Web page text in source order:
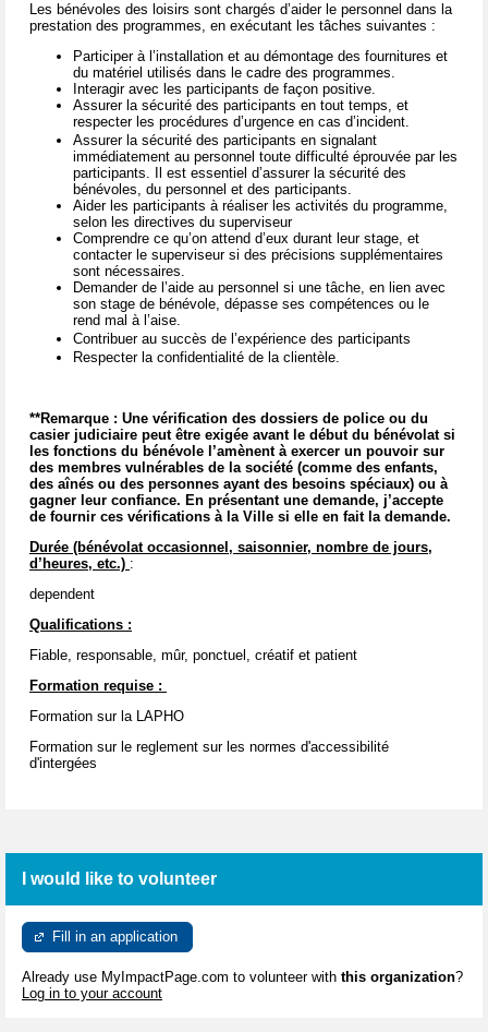
Les bénévoles des loisirs sont chargés d’aider le personnel dans la
prestation des programmes, en exécutant les tâches suivantes :
Participer à l’installation et au démontage des fournitures et
du matériel utilisés dans le cadre des programmes.
Interagir avec les participants de façon positive.
Assurer la sécurité des participants en tout temps, et
respecter les procédures d’urgence en cas d’incident.
Assurer la sécurité des participants en signalant
immédiatement au personnel toute difficulté éprouvée par les
participants. Il est essentiel d’assurer la sécurité des
bénévoles, du personnel et des participants.
Aider les participants à réaliser les activités du programme,
selon les directives du superviseur
Comprendre ce qu’on attend d’eux durant leur stage, et
contacter le superviseur si des précisions supplémentaires
sont nécessaires.
Demander de l’aide au personnel si une tâche, en lien avec
son stage de bénévole, dépasse ses compétences ou le
rend mal à l’aise.
Contribuer au succès de l’expérience des participants
Respecter la confidentialité de la clientèle.
**Remarque : Une vérification des dossiers de police ou du
casier judiciaire peut être exigée avant le début du bénévolat si
les fonctions du bénévole l’amènent à exercer un pouvoir sur
des membres vulnérables de la société (comme des enfants,
des aînés ou des personnes ayant des besoins spéciaux) ou à
gagner leur confiance. En présentant une demande, j’accepte
de fournir ces vérifications à la Ville si elle en fait la demande.
Durée (bénévolat occasionnel, saisonnier, nombre de jours,
d’heures, etc.) :
dependent
Qualifications :
Fiable, responsable, mûr, ponctuel, créatif et patient
Formation requise :
Formation sur la LAPHO
Formation sur le reglement sur les normes d'accessibilité
d'intergées
I would like to volunteer
Fill in an application
Already use MyImpactPage.com to volunteer with this organization?
Log in to your account